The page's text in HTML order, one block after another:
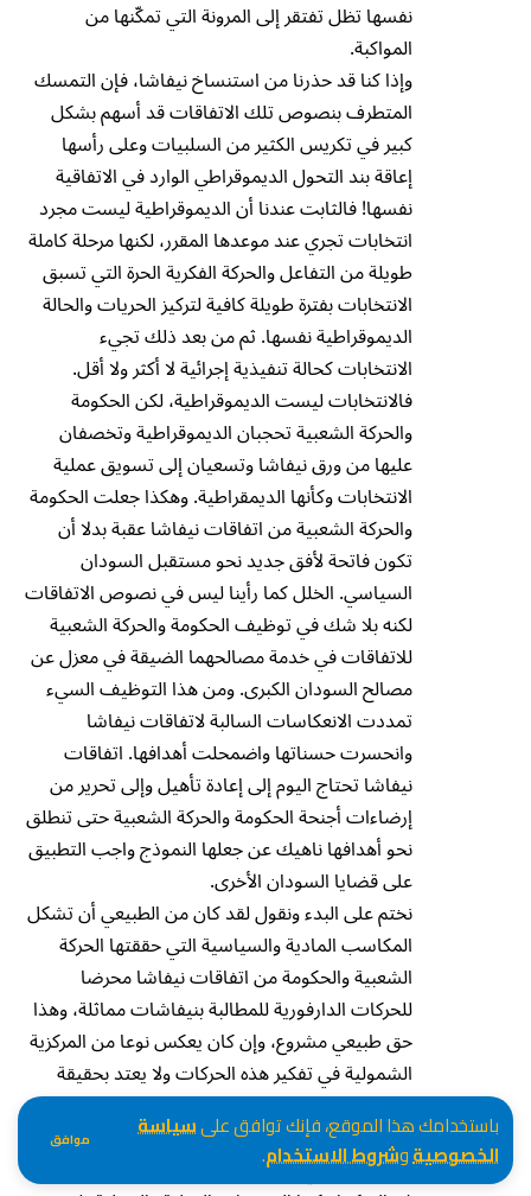
باستخدامك هذا الموقع، فإنك توافق علىسياسة
الخصوصيةوشروط الاستخدام. موافق
نفسها تظل تفتقر إلى المرونة التي تمكّنها من
المواكبة.
وإذا كنا قد حذرنا من استنساخ نيفاشا، فإن التمسك
المتطرف بنصوص تلك الاتفاقات قد أسهم بشكل
كبير في تكريس الكثير من السلبيات وعلى رأسها
إعاقة بند التحول الديموقراطي الوارد في الاتفاقية
نفسها! فالثابت عندنا أن الديموقراطية ليست مجرد
انتخابات تجري عند موعدها المقرر، لكنها مرحلة كاملة
طويلة من التفاعل والحركة الفكرية الحرة التي تسبق
الانتخابات بفترة طويلة كافية لتركيز الحريات والحالة
الديموقراطية نفسها. ثم من بعد ذلك تجيء
الانتخابات كحالة تنفيذية إجرائية لا أكثر ولا أقل.
فالانتخابات ليست الديموقراطية، لكن الحكومة
والحركة الشعبية تحجبان الديموقراطية وتخصفان
عليها من ورق نيفاشا وتسعيان إلى تسويق عملية
الانتخابات وكأنها الديمقراطية. وهكذا جعلت الحكومة
والحركة الشعبية من اتفاقات نيفاشا عقبة بدلا أن
تكون فاتحة لأفق جديد نحو مستقبل السودان
السياسي. الخلل كما رأينا ليس في نصوص الاتفاقات
لكنه بلا شك في توظيف الحكومة والحركة الشعبية
للاتفاقات في خدمة مصالحهما الضيقة في معزل عن
مصالح السودان الكبرى. ومن هذا التوظيف السيء
تمددت الانعكاسات السالبة لاتفاقات نيفاشا
وانحسرت حسناتها واضمحلت أهدافها. اتفاقات
نيفاشا تحتاج اليوم إلى إعادة تأهيل وإلى تحرير من
إرضاءات أجنحة الحكومة والحركة الشعبية حتى تنطلق
نحو أهدافها ناهيك عن جعلها النموذج واجب التطبيق
على قضايا السودان الأخرى.
نختم على البدء ونقول لقد كان من الطبيعي أن تشكل
المكاسب المادية والسياسية التي حققتها الحركة
الشعبية والحكومة من اتفاقات نيفاشا محرضا
للحركات الدارفورية للمطالبة بنيفاشات مماثلة، وهذا
حق طبيعي مشروع، وإن كان يعكس نوعا من المركزية
الشمولية في تفكير هذه الحركات ولا يعتد بحقيقة
خصوصية نيفاشا المنبثقة من خصوصية وضع
الجنوب. لكن كما ذكرت آنفا فإن هنالك الكثير من
المسببات التي تجعل استنساخ نيفاشا أمرا مستحيلا.